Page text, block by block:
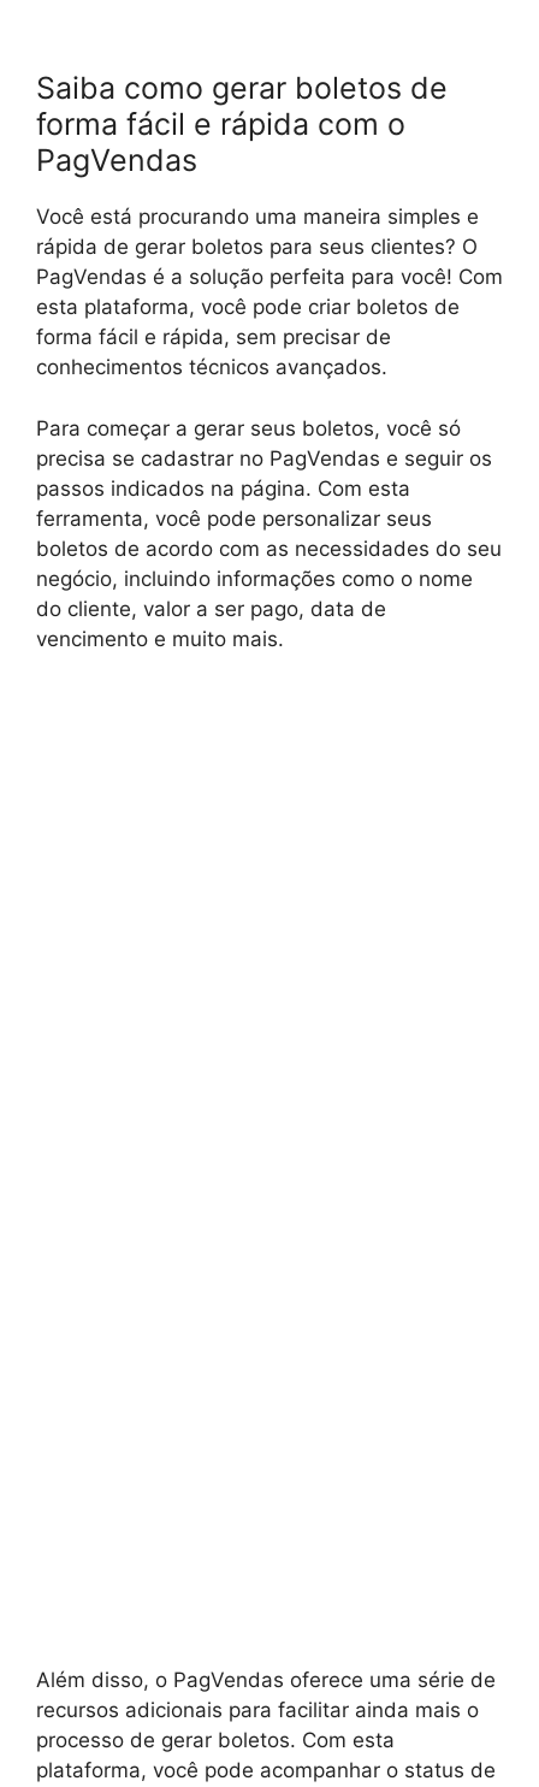
Saiba como gerar boletos de
forma fácil e rápida com o
PagVendas
Você está procurando uma maneira simples e
rápida de gerar boletos para seus clientes? O
PagVendas é a solução perfeita para você! Com
esta plataforma, você pode criar boletos de
forma fácil e rápida, sem precisar de
conhecimentos técnicos avançados.
Para começar a gerar seus boletos, você só
precisa se cadastrar no PagVendas e seguir os
passos indicados na página. Com esta
ferramenta, você pode personalizar seus
boletos de acordo com as necessidades do seu
negócio, incluindo informações como o nome
do cliente, valor a ser pago, data de
vencimento e muito mais.
Além disso, o PagVendas oferece uma série de
recursos adicionais para facilitar ainda mais o
processo de gerar boletos. Com esta
plataforma, você pode acompanhar o status de